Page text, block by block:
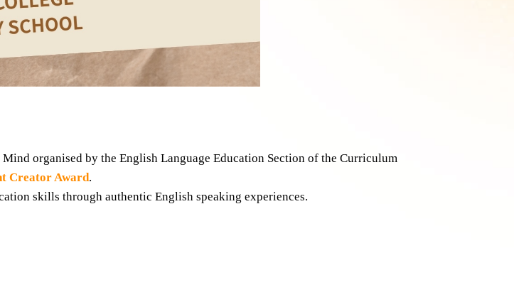
organised by the English Language Education Section of the Curriculum
Creator Award.
skills through authentic English speaking experiences.